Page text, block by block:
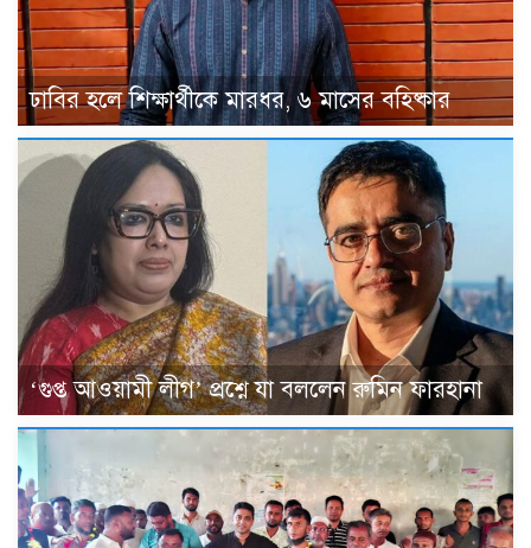
ঢাবির হলে শিক্ষার্থীকে মারধর, ৬ মাসের বহিষ্কার
‘গুপ্ত আওয়ামী লীগ’ প্রশ্নে যা বললেন রুমিন ফারহানা